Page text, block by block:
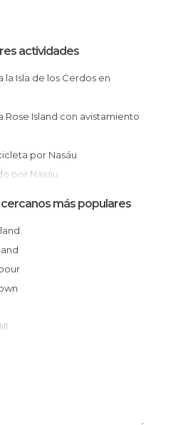
actividades
por Nasáu
por Nasáu
más populares